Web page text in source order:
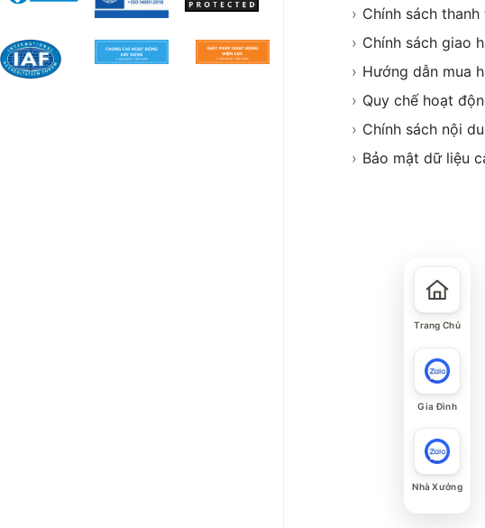
› Chính sách thanh
› Chính sách giao
› Hướng dẫn mua
› Quy chế hoạt
› Chính sách nội
› Bảo mật dữ liệu
Trang Chủ
Gia Đình
Nhà Xưởng